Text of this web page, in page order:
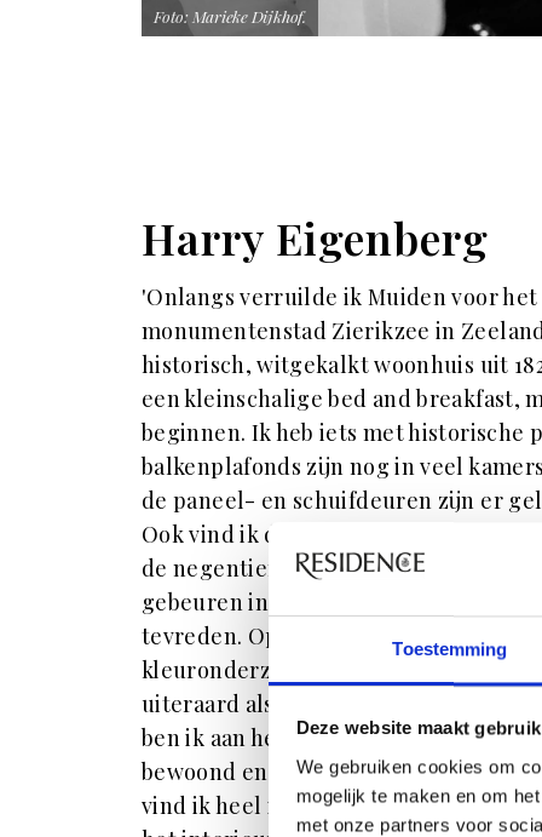
Toestemming
Deze website maakt
We gebruiken cookies om
mogelijk te maken en om
met onze partners voor
Foto: Marieke Dijkhof.
Harry Eigenberg
'Onlangs verruilde ik Muiden voor
monumentenstad Zierikzee in
historisch, witgekalkt woonhuis uit
een kleinschalige bed and breakfast,
beginnen. Ik heb iets met historische
balkenplafonds zijn nog in veel
de paneel- en schuifdeuren zijn er
Ook vind ik de houten voorraadkast
de negentiende eeuw prachtig. Er
gebeuren in het huis, maar over de
tevreden. Op dit moment laat ik een
kleuronderzoek doen, dit doe ik ook
uiteraard als het een historisch pand
ben ik aan het onderzoeken hoe het
bewoond en wanneer er
vind ik heel interessant.